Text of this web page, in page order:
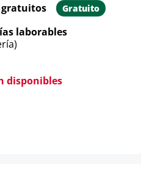
gratuitos Gratuito
laborables
disponibles
el producto